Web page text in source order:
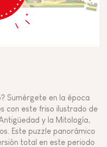
Sumérgete en la época
con este friso ilustrado de
y la Mitología,
Este puzzle panorámico
total en este periodo